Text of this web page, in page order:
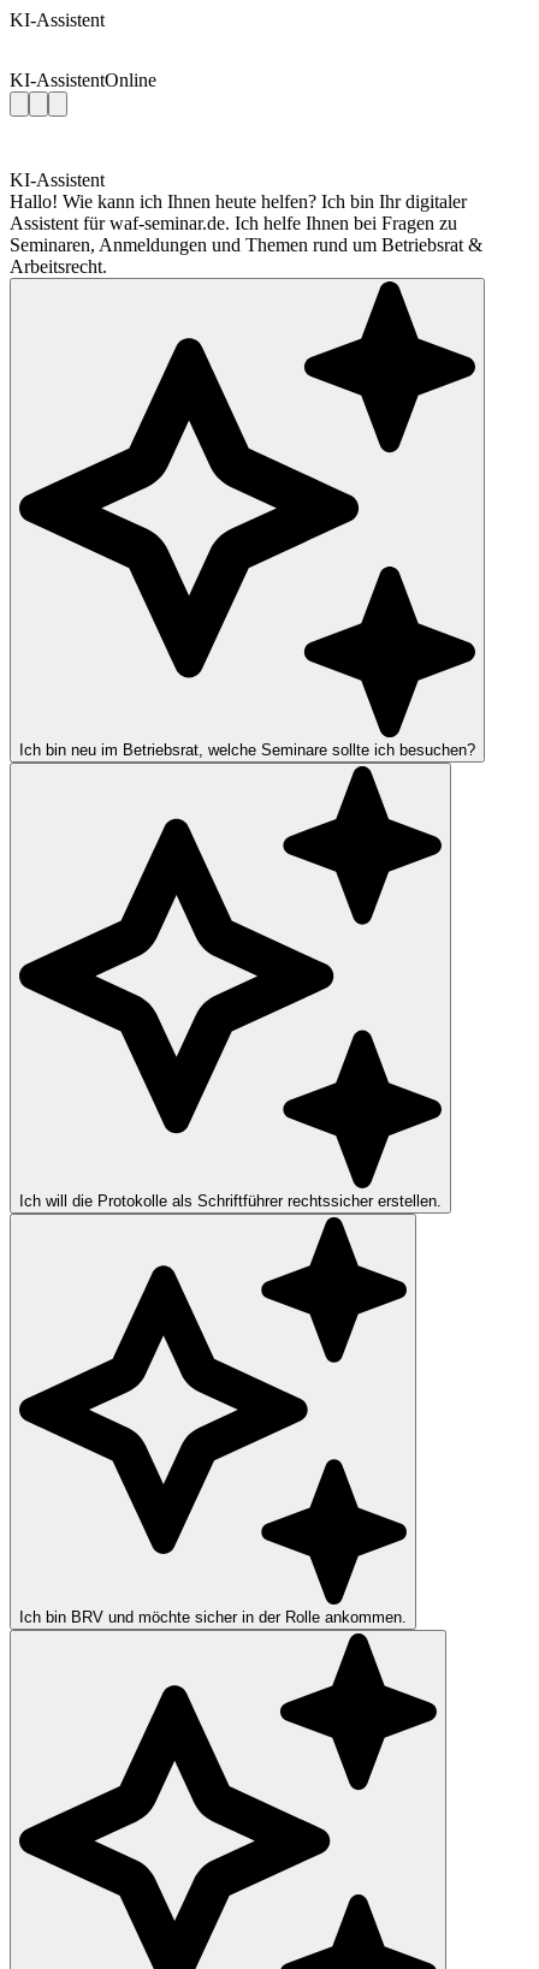
KI-Assistent
KI-AssistentOnline
KI-Assistent
Hallo! Wie kann ich Ihnen heute helfen? Ich bin Ihr digitaler
Assistent für waf-seminar.de. Ich helfe Ihnen bei Fragen zu
Seminaren, Anmeldungen und Themen rund um Betriebsrat &
Arbeitsrecht.
Ich bin neu im Betriebsrat, welche Seminare sollte ich besuchen?
Ich will die Protokolle als Schriftführer rechtssicher erstellen.
Ich bin BRV und möchte sicher in der Rolle ankommen.